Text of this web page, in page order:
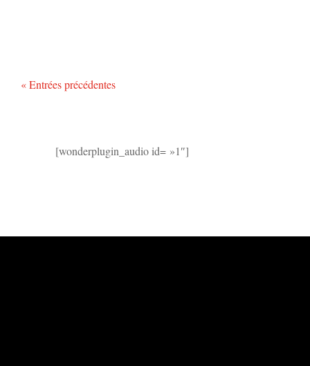
« Entrées précédentes
[wonderplugin_audio id= »1″]